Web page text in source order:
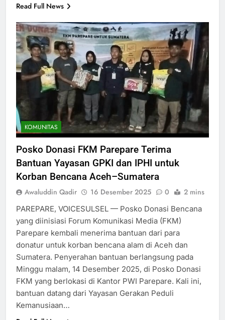
Read Full News
KOMUNITAS
Posko Donasi FKM Parepare Terima
Bantuan Yayasan GPKI dan IPHI untuk
Korban Bencana Aceh–Sumatera
Awaluddin Qadir 16 Desember 2025 0 2 mins
PAREPARE, VOICESULSEL — Posko Donasi Bencana
yang diinisiasi Forum Komunikasi Media (FKM)
Parepare kembali menerima bantuan dari para
donatur untuk korban bencana alam di Aceh dan
Sumatera. Penyerahan bantuan berlangsung pada
Minggu malam, 14 Desember 2025, di Posko Donasi
FKM yang berlokasi di Kantor PWI Parepare. Kali ini,
bantuan datang dari Yayasan Gerakan Peduli
Kemanusiaan…